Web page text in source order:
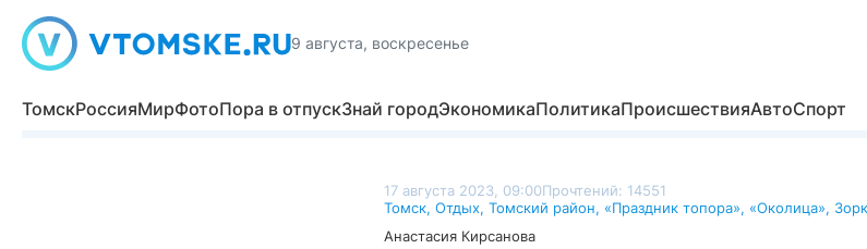
9 августа, воскресенье
ТомскРоссияМирФотоПора в отпускЗнай городЭкономикаПолитикаПроисшествияАвтоСпорт
17 августа 2023, 09:00Прочтений: 14551
Томск, Отдых, Томский район, «Праздник топора», «Околица»,
Анастасия Кирсанова